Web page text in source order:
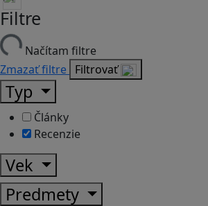
Filtre
Načítam filtre
Zmazať filtre Filtrovať
Typ
Články
Recenzie
Vek
Predmety